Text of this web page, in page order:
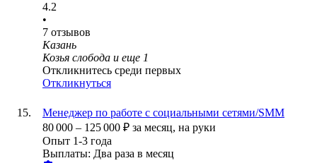
4.2
•
7 отзывов
Казань
Козья слобода и еще 1
Откликнитесь среди первых
Откликнуться
Менеджер по работе с социальными сетями/SMM
80 000 – 125 000 ₽ за месяц, на руки
Опыт 1-3 года
Выплаты: Два раза в месяц